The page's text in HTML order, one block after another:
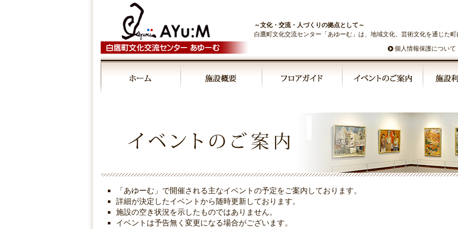
～文化・交流・人づくりの拠点として～
白鷹町文化交流センター「あゆーむ」は、地域文化、芸術文化を通じた
個人情報保護について
「あゆーむ」で開催される主なイベントの予定をご案内しております。
詳細が決定したイベントから随時更新しております。
施設の空き状況を示したものではありません。
イベントは予告無く変更になる場合がございます。
04:00